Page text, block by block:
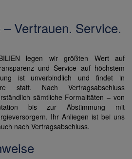
Vertrauen. Service.
legen wir größten Wert auf
und Service auf höchstem
ist unverbindlich und findet in
statt. Nach Vertragsabschluss
sämtliche Formalitäten – von
bis zur Abstimmung mit
Ihr Anliegen ist bei uns
nach Vertragsabschluss.